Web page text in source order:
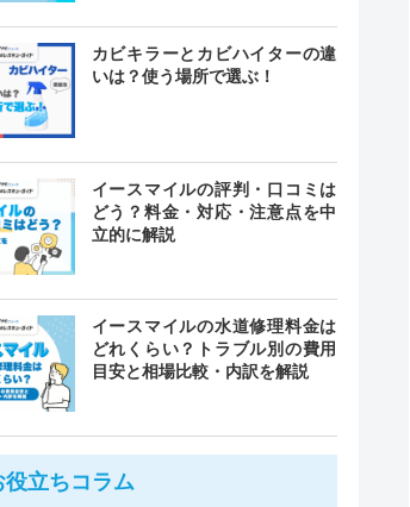
カビキラーとカビハイターの違
いは？使う場所で選ぶ！
イースマイルの評判・口コミは
どう？料金・対応・注意点を中
立的に解説
イースマイルの水道修理料金は
どれくらい？トラブル別の費用
目安と相場比較・内訳を解説
役立ちコラム